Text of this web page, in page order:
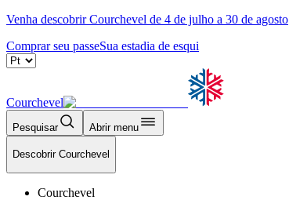
Venha descobrir Courchevel de 4 de julho a 30 de agosto
Comprar seu passeSua estadia de esqui
Courchevel
Pesquisar Abrir menu
Descobrir Courchevel
Courchevel